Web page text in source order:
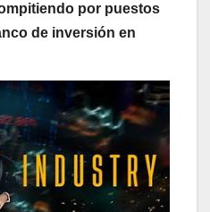
por puestos
de inversión en